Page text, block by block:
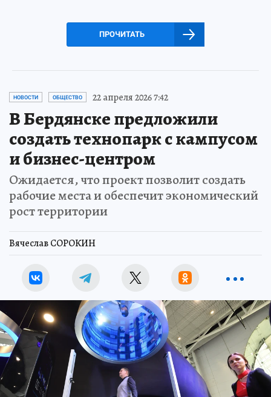
ПРОЧИТАТЬ
НОВОСТИ ОБЩЕСТВО 22 апреля 2026 7:42
В Бердянске предложили
создать технопарк с кампусом
и бизнес-центром
Ожидается, что проект позволит создать
рабочие места и обеспечит экономический
рост территории
Вячеслав СОРОКИН